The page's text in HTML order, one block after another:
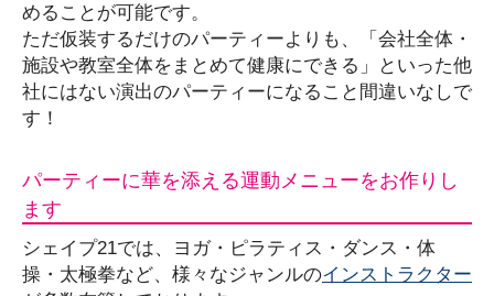
めることが可能です。
ただ仮装するだけのパーティーよりも、「会社全体・
施設や教室全体をまとめて健康にできる」といった他
社にはない演出のパーティーになること間違いなしで
す！
パーティーに華を添える運動メニューをお作りし
ます
シェイプ21では、ヨガ・ピラティス・ダンス・体
操・太極拳など、様々なジャンルのインストラクター